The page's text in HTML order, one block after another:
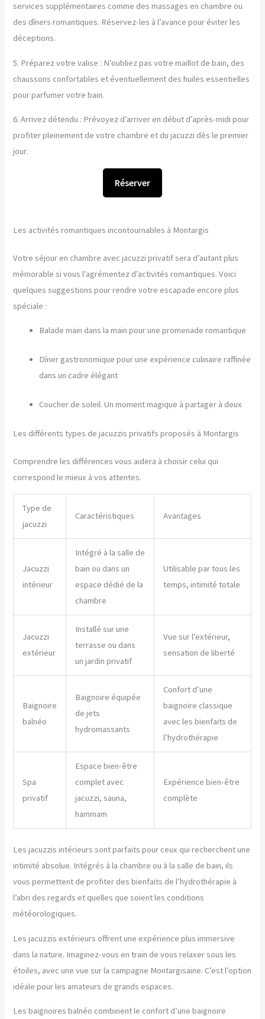
services supplémentaires comme des massages en chambre ou
des dîners romantiques. Réservez-les à l’avance pour éviter les
déceptions.
5. Préparez votre valise : N’oubliez pas votre maillot de bain, des
chaussons confortables et éventuellement des huiles essentielles
pour parfumer votre bain.
6. Arrivez détendu : Prévoyez d’arriver en début d’après-midi pour
profiter pleinement de votre chambre et du jacuzzi dès le premier
jour.
Réserver
Les activités romantiques incontournables à Montargis
Votre séjour en chambre avec jacuzzi privatif sera d’autant plus
mémorable si vous l’agrémentez d’activités romantiques. Voici
quelques suggestions pour rendre votre escapade encore plus
spéciale :
Balade main dans la main pour une promenade romantique
Dîner gastronomique pour une expérience culinaire raffinée
dans un cadre élégant
Coucher de soleil. Un moment magique à partager à deux
Les différents types de jacuzzis privatifs proposés à Montargis
Comprendre les différences vous aidera à choisir celui qui
correspond le mieux à vos attentes.
Type de
jacuzzi
Caractéristiques Avantages
Jacuzzi
intérieur
Intégré à la salle de
bain ou dans un
espace dédié de la
chambre
Utilisable par tous les
temps, intimité totale
Jacuzzi
extérieur
Installé sur une
terrasse ou dans
un jardin privatif
Vue sur l’extérieur,
sensation de liberté
Baignoire
balnéo
Baignoire équipée
de jets
hydromassants
Confort d’une
baignoire classique
avec les bienfaits de
l’hydrothérapie
Spa
privatif
Espace bien-être
complet avec
jacuzzi, sauna,
hammam
Expérience bien-être
complète
Les jacuzzis intérieurs sont parfaits pour ceux qui recherchent une
intimité absolue. Intégrés à la chambre ou à la salle de bain, ils
vous permettent de profiter des bienfaits de l’hydrothérapie à
l’abri des regards et quelles que soient les conditions
météorologiques.
Les jacuzzis extérieurs offrent une expérience plus immersive
dans la nature. Imaginez-vous en train de vous relaxer sous les
étoiles, avec une vue sur la campagne Montargisaine. C’est l’option
idéale pour les amateurs de grands espaces.
Les baignoires balnéo combinent le confort d’une baignoire